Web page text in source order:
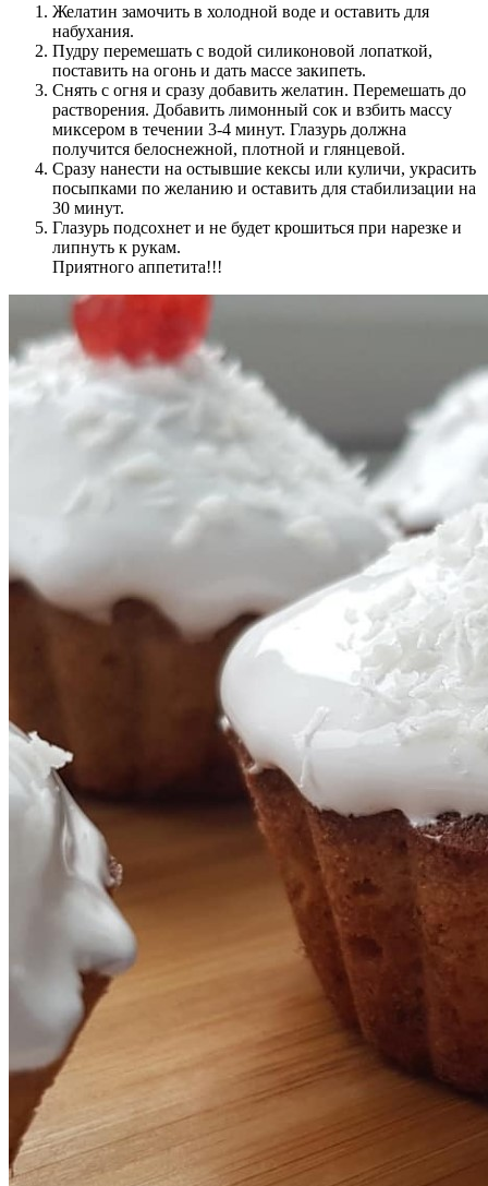
Желатин замочить в холодной воде и оставить для
набухания.
Пудру перемешать с водой силиконовой лопаткой,
поставить на огонь и дать массе закипеть.
Снять с огня и сразу добавить желатин. Перемешать до
растворения. Добавить лимонный сок и взбить массу
миксером в течении 3-4 минут. Глазурь должна
получится белоснежной, плотной и глянцевой.
Сразу нанести на остывшие кексы или куличи, украсить
посыпками по желанию и оставить для стабилизации на
30 минут.
Глазурь подсохнет и не будет крошиться при нарезке и
липнуть к рукам.
Приятного аппетита!!!